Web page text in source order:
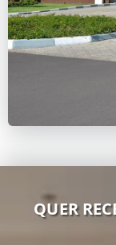
QUER